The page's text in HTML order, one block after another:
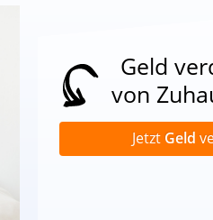
Geld
von
Jetzt Geld